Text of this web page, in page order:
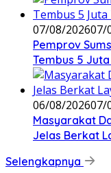
07/08/202607/
Pemprov
Tembus 5 Juta
06/08/202607/
Masyarakat
Jelas Berkat
Selengkapnya